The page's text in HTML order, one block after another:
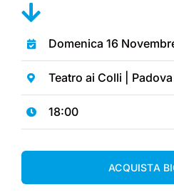
Domenica 16
Teatro ai Colli | Padova
18:00
ACQUISTA